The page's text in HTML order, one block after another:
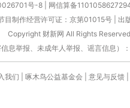
号-8 网信算备
目制作经营许可证：京第01015号| 出
Copyright 财新网 All Rights
信息举报、未成年人举报、谣言信
我们 啄木鸟公益基金会 意见与反馈